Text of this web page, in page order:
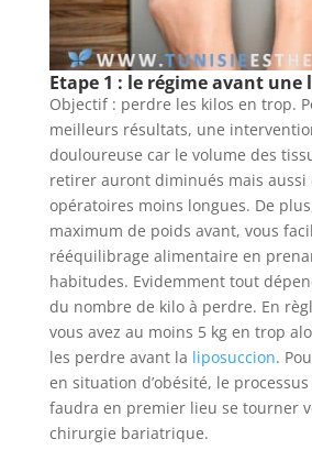
Etape 1 : le régime avant
Objectif : perdre les kilos en trop.
meilleurs résultats, une
douloureuse car le volume des
retirer auront diminués mais aussi
opératoires moins longues. De
maximum de poids avant, vous
rééquilibrage alimentaire en
habitudes. Evidemment tout
du nombre de kilo à perdre. En
vous avez au moins 5 kg en trop
les perdre avant la liposuccion.
en situation d’obésité, le
faudra en premier lieu se tourner
chirurgie bariatrique.